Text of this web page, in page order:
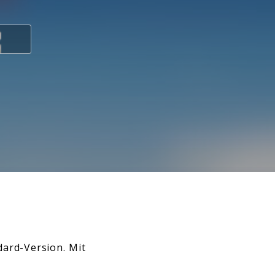
Version. Mit